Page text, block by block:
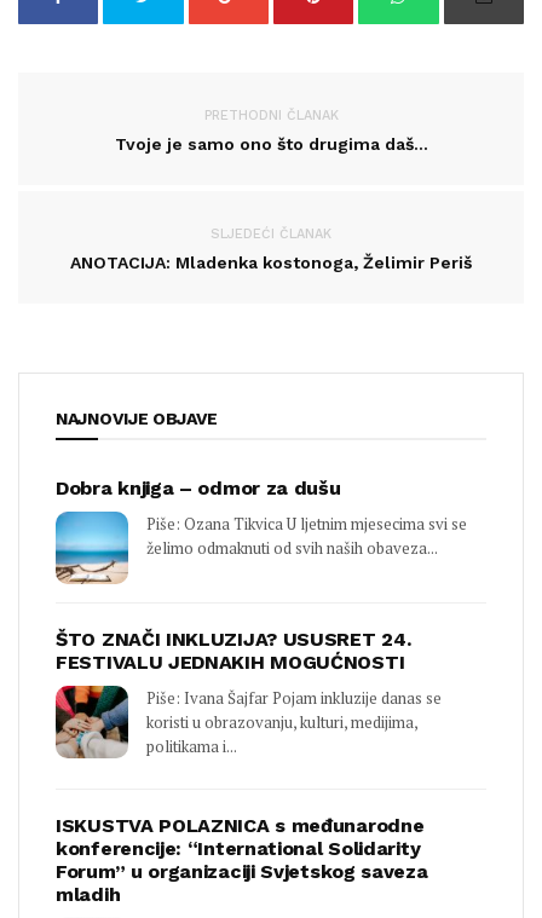
PRETHODNI ČLANAK
Tvoje je samo ono što drugima daš…
SLJEDEĆI ČLANAK
ANOTACIJA: Mladenka kostonoga, Želimir Periš
NAJNOVIJE OBJAVE
Dobra knjiga – odmor za dušu
Piše: Ozana Tikvica U ljetnim mjesecima svi se
želimo odmaknuti od svih naših obaveza...
ŠTO ZNAČI INKLUZIJA? USUSRET 24.
FESTIVALU JEDNAKIH MOGUĆNOSTI
Piše: Ivana Šajfar Pojam inkluzije danas se
koristi u obrazovanju, kulturi, medijima,
politikama i...
ISKUSTVA POLAZNICA s međunarodne
konferencije: “International Solidarity
Forum” u organizaciji Svjetskog saveza
mladih